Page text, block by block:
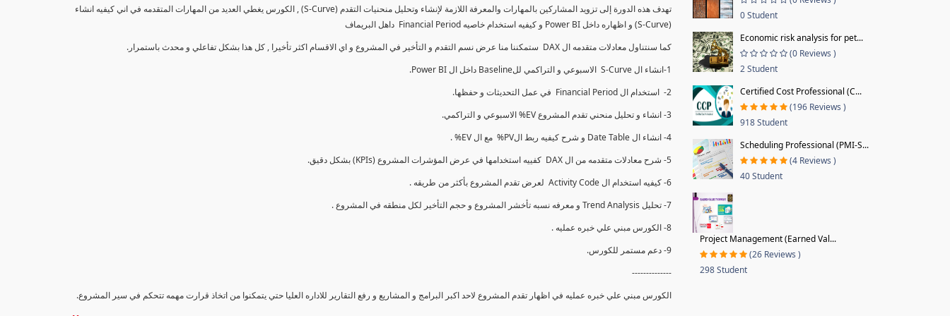
تهدف هذه الدورة إلى تزويد المشاركين بالمهارات والمعرفة اللازمة لإنشاء وتحليل منحنيات التقدم (S-Curve) , الكورس يغطي العديد من المهارات المتقدمه في اني كيفيه انشاء
(S-Curve) و اظهاره داخل Power BI و كيفيه استخدام خاصيه Financial Period داهل البريماف
كما سنتناول معادلات متقدمه ال DAX ستمكننا منا عرض نسم التقدم و التأخير في المشروع و اي الاقسام اكثر تأخيرا , كل هذا بشكل تفاعلي و محدث باستمرار.
1-انشاء ال S-Curve الاسبوعي و التراكمي للBaseline داخل ال Power BI.
2- استخدام ال Financial Period في عمل التحديثات و حفظها.
3- انشاء و تحليل منحني تقدم المشروع EV% الاسبوعي و التراكمي.
4- انشاء ال Date Table و شرح كيفيه ربط الPV% مع ال EV% .
5- شرح معادلات متقدمه من ال DAX كفييه استخدامها في عرض المؤشرات المشروع (KPIs) بشكل دقيق.
6- كيفيه استخدام ال Activity Code لعرض تقدم المشروع بأكثر من طريقه .
7- تحليل Trend Analysis و معرفه نسبه تأخشر المشروع و حجم التأخير لكل منطقه في المشروع .
8- الكورس مبني علي خبره عمليه .
9- دعم مستمر للكورس.
--------------
الكورس مبني علي خبره عمليه في اظهار تقدم المشروع لاحد اكبر البرامج و المشاريع و رفع التقارير للاداره العليا حتي يتمكنوا من اتخاذ قرارت مهمه تتحكم في سير المشروع.
0 Student
Economic risk analysis for pet...
(0 Reviews )
2 Student
Certified Cost Professional (C...
(196 Reviews )
918 Student
Scheduling Professional (PMI-S...
(4 Reviews )
40 Student
Project Management (Earned Val...
(26 Reviews )
298 Student